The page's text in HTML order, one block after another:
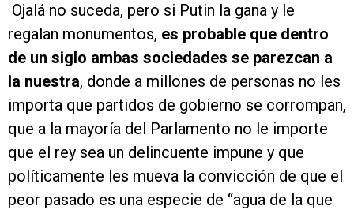
Ojalá no suceda, pero si Putin la gana y le
regalan monumentos, es probable que dentro
de un siglo ambas sociedades se parezcan a
la nuestra, donde a millones de personas no les
importa que partidos de gobierno se corrompan,
que a la mayoría del Parlamento no le importe
que el rey sea un delincuente impune y que
políticamente les mueva la convicción de que el
peor pasado es una especie de “agua de la que